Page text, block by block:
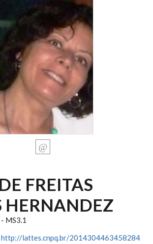
FREITAS
HERNANDEZ
MS3.1
http://lattes.cnpq.br/2014304463458284